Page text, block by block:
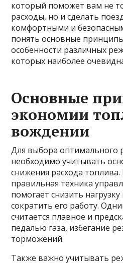
который поможет вам не
расходы, но и сделать
комфортными и
понять основные
особенности различных
которых наиболее
Основные
экономии
вождении
Для выбора оптимального
необходимо учитывать
снижения расхода
правильная техника
помогает снизить
сократить его работу.
считается плавное и
педалью газа, избегание
торможений.
Также важно учитывать